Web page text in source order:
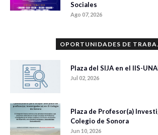
Sociales
Ago 07, 2026
OPORTUNIDADES DE
Plaza del SIJA en el IIS-
Jul 02, 2026
Plaza de Profesor(a)
Colegio de Sonora
Jun 10, 2026